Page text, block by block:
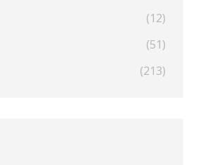
(12)
(51)
(213)